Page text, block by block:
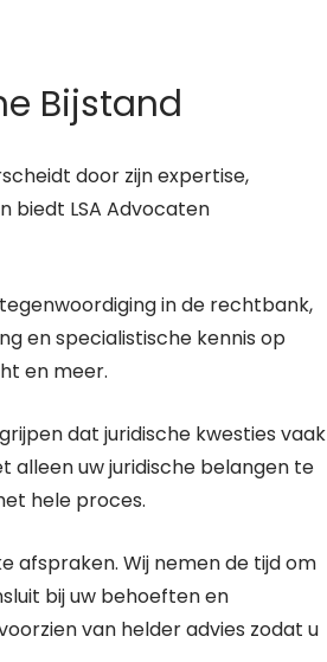
Bijstand
door zijn expertise,
biedt LSA Advocaten
in de rechtbank,
en specialistische kennis op
en meer.
dat juridische kwesties vaak
alleen uw juridische belangen te
hele proces.
afspraken. Wij nemen de tijd om
bij uw behoeften en
van helder advies zodat u